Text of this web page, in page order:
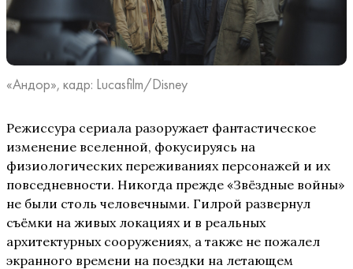
«Андор», кадр: Lucasfilm/Disney
Режиссура сериала разоружает фантастическое
изменение вселенной, фокусируясь на
физиологических переживаниях персонажей и их
повседневности. Никогда прежде «Звёздные войны»
не были столь человечными. Гилрой развернул
съёмки на живых локациях и в реальных
архитектурных сооружениях, а также не пожалел
экранного времени на поездки на летающем